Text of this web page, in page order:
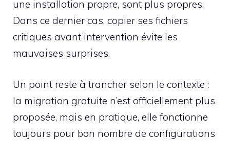
une installation propre, sont plus propres.
Dans ce dernier cas, copier ses fichiers
critiques avant intervention évite les
mauvaises surprises.
Un point reste à trancher selon le contexte :
la migration gratuite n’est officiellement plus
proposée, mais en pratique, elle fonctionne
toujours pour bon nombre de configurations